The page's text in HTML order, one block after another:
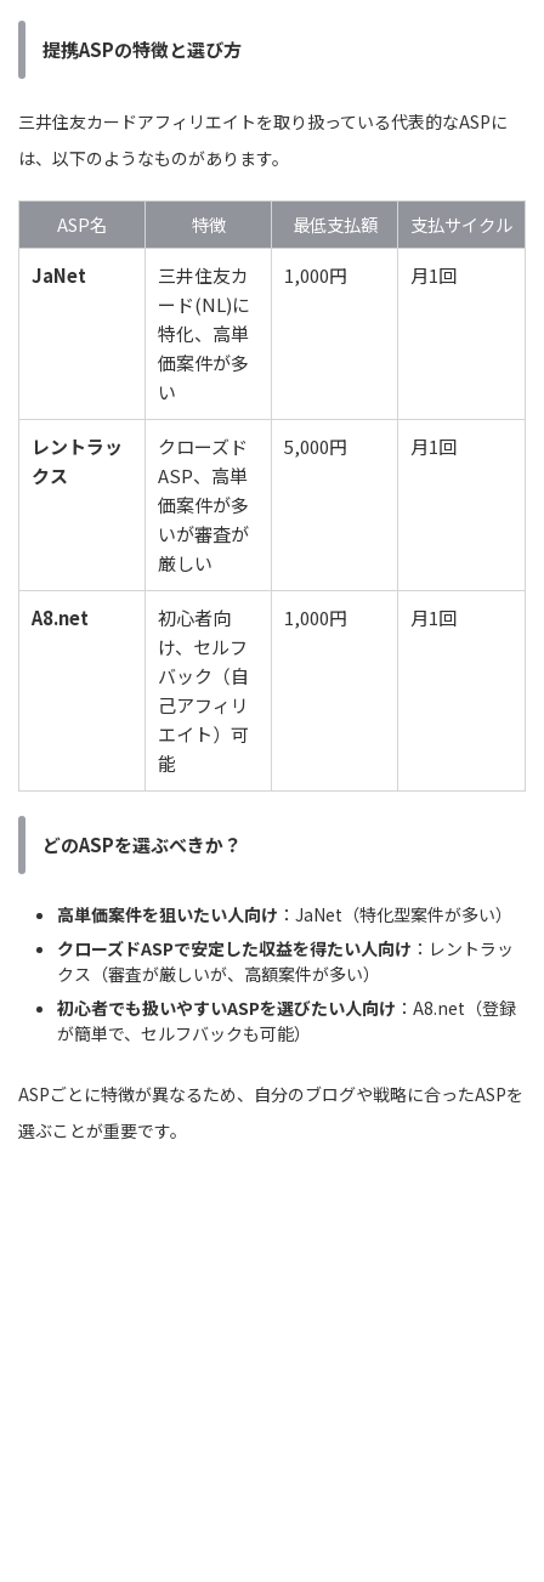
提携ASPの特徴と選び方
三井住友カードアフィリエイトを取り扱っている代表的なASPに
は、以下のようなものがあります。
ASP名 特徴 最低支払額
支払サイクル
JaNet
三井住友カ
ード(NL)に
特化、高単
価案件が多
い
1,000円 月1回
レントラッ
クス
クローズド
ASP、高単
価案件が多
いが審査が
厳しい
5,000円 月1回
A8.net
初心者向
け、セルフ
バック（自
己アフィリ
エイト）可
能
1,000円 月1回
どのASPを選ぶべきか？
高単価案件を狙いたい人向け ：JaNet（特化型案件が多い）
クローズドASPで安定した収益を得たい人向け ：レントラッ
クス（審査が厳しいが、高額案件が多い）
初心者でも扱いやすいASPを選びたい人向け ：A8.net（登録
が簡単で、セルフバックも可能）
ASPごとに特徴が異なるため、自分のブログや戦略に合ったASPを
選ぶことが重要です。